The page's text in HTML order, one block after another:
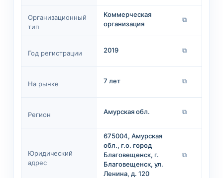
Организационный
тип
Коммерческая
организация
⧉
Год регистрации 2019 ⧉
На рынке 7 лет ⧉
Регион Амурская обл. ⧉
Юридический
адрес
675004, Амурская
обл., г.о. город
Благовещенск, г.
Благовещенск, ул.
Ленина, д. 120
⧉